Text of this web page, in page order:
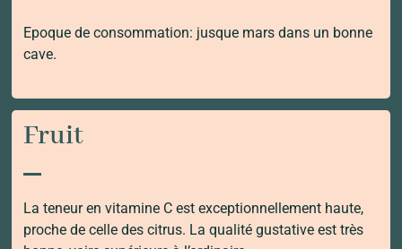
Epoque de consommation: jusque mars dans un bonne
cave.
Fruit
La teneur en vitamine C est exceptionnellement haute,
proche de celle des citrus. La qualité gustative est très